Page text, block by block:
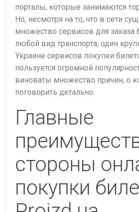
порталы, которые занимаются
Но, несмотря на то, что в сети
множество сервисов для заказа
любой вид транспорта, один
Украине сервисов покупки
пользуется огромной
виноваты множество причин, о
поговорить детально.
Главные
стороны
покупки